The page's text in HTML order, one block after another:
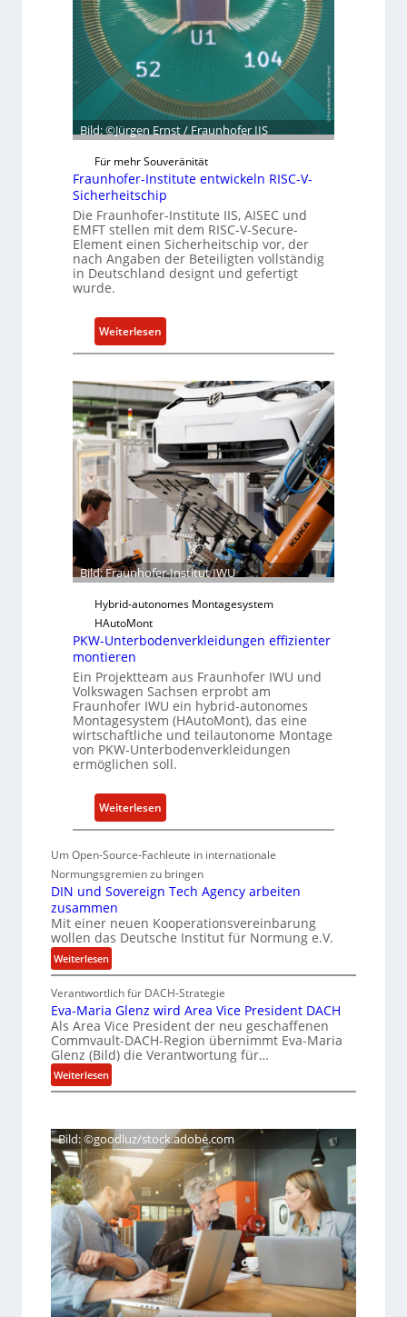
E
a
t
z
i
n
U
n
t
e
r
m
n
e
r
l
d
u
g
s
a
n
g
e
b
t
u
C
y
e
r
R
e
s
l
i
e
c
A
c
t
Bild: ©Jürgen Ernst / Fraunhofer IIS
Für mehr Souveränität
Fraunhofer-Institute entwickeln RISC-V-
Sicherheitschip
Die Fraunhofer-Institute IIS, AISEC und
EMFT stellen mit dem RISC-V-Secure-
Element einen Sicherheitschip vor, der
nach Angaben der Beteiligten vollständig
in Deutschland designt und gefertigt
wurde.
Weiterlesen
F
a
u
h
o
f
e
I
n
i
u
t
e
e
n
t
c
R
I
C
-
V
S
c
e
r
h
e
i
t
s
c
h
i
Bild: Fraunhofer-Institut IWU
Hybrid-autonomes Montagesystem
HAutoMont
PKW-Unterbodenverkleidungen effizienter
montieren
Ein Projektteam aus Fraunhofer IWU und
Volkswagen Sachsen erprobt am
Fraunhofer IWU ein hybrid-autonomes
Montagesystem (HAutoMont), das eine
wirtschaftliche und teilautonome Montage
von PKW-Unterbodenverkleidungen
ermöglichen soll.
Weiterlesen
P
W
-
n
t
r
b
o
d
e
v
r
k
l
e
i
d
u
n
g
e
Um Open-Source-Fachleute in internationale
Normungsgremien zu bringen
DIN und Sovereign Tech Agency arbeiten
zusammen
Mit einer neuen Kooperationsvereinbarung
wollen das Deutsche Institut für Normung e.V.
Weiterlesen:
D
I
N
u
n
d
S
o
e
r
e
g
n
T
e
c
h
A
Verantwortlich für DACH-Strategie
Eva-Maria Glenz wird Area Vice President DACH
Als Area Vice President der neu geschaffenen
Commvault-DACH-Region übernimmt Eva-Maria
Glenz (Bild) die Verantwortung für…
Weiterlesen:
E
a
-
M
r
i
a
G
l
e
n
Bild: ©goodluz/stock.adobe.com